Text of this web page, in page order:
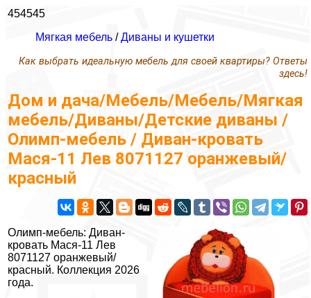
454545
Мягкая мебель /Диваны и кушетки
Как выбрать идеальную мебель для своей квартиры? Ответы
здесь!
Дом и дача/Мебель/Мебель/Мягкая
мебель/Диваны/Детские диваны /
Олимп-мебель / Диван-кровать
Мася-11 Лев 8071127 оранжевый/
красный
Олимп-мебель: Диван-
кровать Мася-11 Лев
8071127 оранжевый/
красный. Коллекция 2026
года.